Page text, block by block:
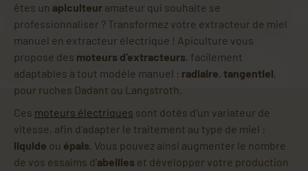
êtes un apiculteur amateur qui souhaite se
professionnaliser ? Transformez votre extracteur de miel
manuel en extracteur électrique ! Apiculture vous
propose des moteurs d’extracteurs, facilement
adaptables à tout modèle manuel : radiaire, tangentiel,
pour ruches Dadant ou Langstroth.
Ces moteurs électriques sont dotés d’un variateur de
vitesse, afin d’adapter le traitement au type de miel :
liquide ou épais. Vous pouvez ainsi augmenter le nombre
de vos essaims d’abeilles et développer votre production